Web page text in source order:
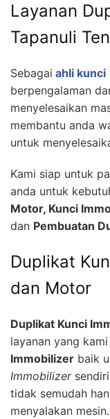
Layanan
Tapanuli
Sebagai ahli kunci
berpengalaman
menyelesaikan
membantu anda
untuk
Kami siap untuk
anda untuk
Motor, Kunci
dan Pembuatan
Duplikat
dan Motor
Duplikat Kunci
layanan yang
Immobilizer baik
Immobilizersendiri
tidak semudah
menyalakan